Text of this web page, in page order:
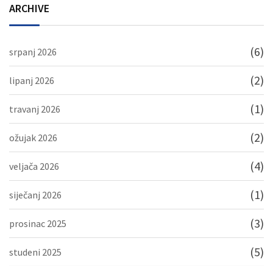
ARCHIVE
srpanj 2026 (6)
lipanj 2026 (2)
travanj 2026 (1)
ožujak 2026 (2)
veljača 2026 (4)
siječanj 2026 (1)
prosinac 2025 (3)
studeni 2025 (5)